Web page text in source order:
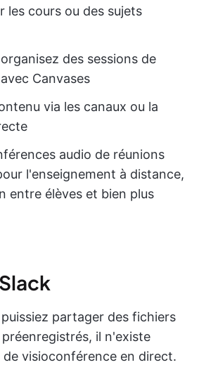
les cours ou des sujets
des sessions de
Canvases
via les canaux ou la
audio de réunions
l'enseignement à distance,
entre élèves et bien plus
partager des fichiers
il n'existe
visioconférence en direct.